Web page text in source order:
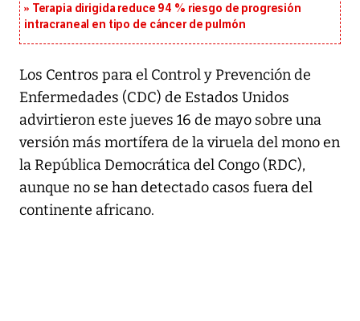
Terapia dirigida reduce 94 % riesgo de progresión
intracraneal en tipo de cáncer de pulmón
Los Centros para el Control y Prevención de
Enfermedades (CDC) de Estados Unidos
advirtieron este jueves 16 de mayo sobre una
versión más mortífera de la viruela del mono en
la República Democrática del Congo (RDC),
aunque no se han detectado casos fuera del
continente africano.